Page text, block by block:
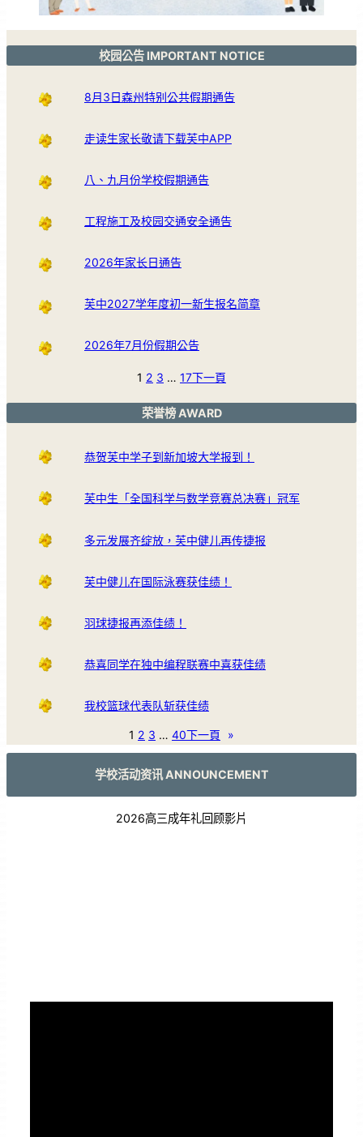
校园公告 IMPORTANT NOTICE
8月3日森州特别公共假期通告
走读生家长敬请下载芙中APP
八、九月份学校假期通告
工程施工及校园交通安全通告
2026年家长日通告
芙中2027学年度初一新生报名简章
2026年7月份假期公告
1 2 3 … 17下一頁
荣誉榜 AWARD
恭贺芙中学子到新加坡大学报到！
芙中生「全国科学与数学竞赛总决赛」冠军
多元发展齐绽放，芙中健儿再传捷报
芙中健儿在国际泳赛获佳绩！
羽球捷报再添佳绩！
恭喜同学在独中编程联赛中喜获佳绩
我校篮球代表队斩获佳绩
1 2 3 … 40下一頁 »
学校活动资讯 ANNOUNCEMENT
2026高三成年礼回顾影片